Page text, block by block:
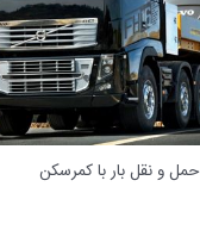
حمل و نقل بار با کمرسکن